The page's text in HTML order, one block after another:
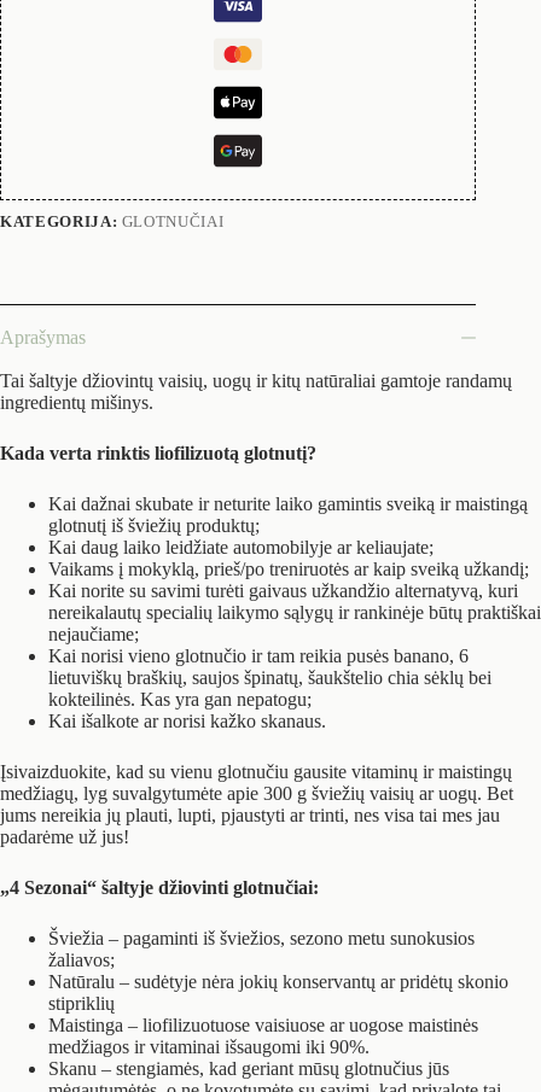
KATEGORIJA: GLOTNUČIAI
Aprašymas
Tai šaltyje džiovintų vaisių, uogų ir kitų natūraliai gamtoje randamų
ingredientų mišinys.
Kada verta rinktis liofilizuotą glotnutį?
Kai dažnai skubate ir neturite laiko gamintis sveiką ir maistingą
glotnutį iš šviežių produktų;
Kai daug laiko leidžiate automobilyje ar keliaujate;
Vaikams į mokyklą, prieš/po treniruotės ar kaip sveiką užkandį;
Kai norite su savimi turėti gaivaus užkandžio alternatyvą, kuri
nereikalautų specialių laikymo sąlygų ir rankinėje būtų praktiškai
nejaučiame;
Kai norisi vieno glotnučio ir tam reikia pusės banano, 6
lietuviškų braškių, saujos špinatų, šaukštelio chia sėklų bei
kokteilinės. Kas yra gan nepatogu;
Kai išalkote ar norisi kažko skanaus.
Įsivaizduokite, kad su vienu glotnučiu gausite vitaminų ir maistingų
medžiagų, lyg suvalgytumėte apie 300 g šviežių vaisių ar uogų. Bet
jums nereikia jų plauti, lupti, pjaustyti ar trinti, nes visa tai mes jau
padarėme už jus!
„4 Sezonai“ šaltyje džiovinti glotnučiai:
Šviežia – pagaminti iš šviežios, sezono metu sunokusios
žaliavos;
Natūralu – sudėtyje nėra jokių konservantų ar pridėtų skonio
stipriklių
Maistinga – liofilizuotuose vaisiuose ar uogose maistinės
medžiagos ir vitaminai išsaugomi iki 90%.
Skanu – stengiamės, kad geriant mūsų glotnučius jūs